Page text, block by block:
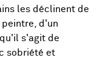
les déclinent de
d'un
s'agit de
sobriété et